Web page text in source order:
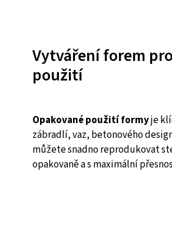
Vytváření forem
použití
Opakované použití formyje
zábradlí, vaz, betonového
můžete snadno reprodukovat
opakovaně a s maximální